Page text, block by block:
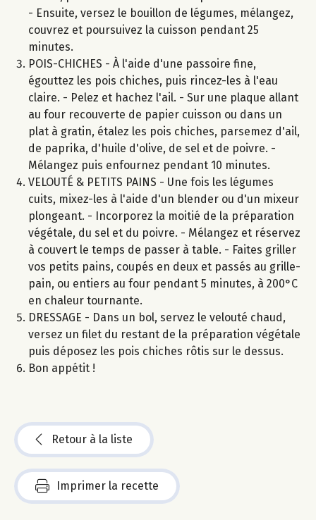
- Ensuite, versez le bouillon de légumes, mélangez,
couvrez et poursuivez la cuisson pendant 25
minutes.
POIS-CHICHES - À l'aide d'une passoire fine,
égouttez les pois chiches, puis rincez-les à l'eau
claire. - Pelez et hachez l'ail. - Sur une plaque allant
au four recouverte de papier cuisson ou dans un
plat à gratin, étalez les pois chiches, parsemez d'ail,
de paprika, d'huile d'olive, de sel et de poivre. -
Mélangez puis enfournez pendant 10 minutes.
VELOUTÉ & PETITS PAINS - Une fois les légumes
cuits, mixez-les à l'aide d'un blender ou d'un mixeur
plongeant. - Incorporez la moitié de la préparation
végétale, du sel et du poivre. - Mélangez et réservez
à couvert le temps de passer à table. - Faites griller
vos petits pains, coupés en deux et passés au grille-
pain, ou entiers au four pendant 5 minutes, à 200°C
en chaleur tournante.
DRESSAGE - Dans un bol, servez le velouté chaud,
versez un filet du restant de la préparation végétale
puis déposez les pois chiches rôtis sur le dessus.
Bon appétit !
Retour à la liste
Imprimer la recette